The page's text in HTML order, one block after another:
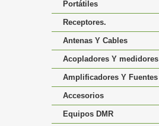
Portátiles
Receptores.
Antenas Y Cables
Acopladores Y medidores
Amplificadores Y Fuentes
Accesorios
Equipos DMR